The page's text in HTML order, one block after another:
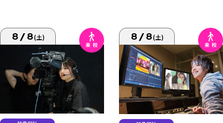
8/8(土) 8/8(土)